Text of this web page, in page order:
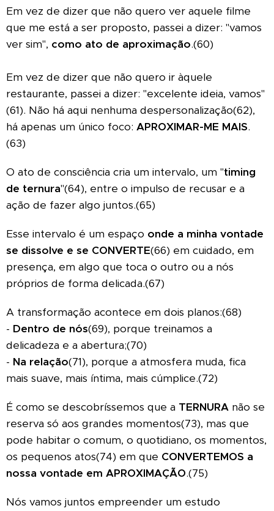
Em vez de dizer que não quero ver aquele filme
que me está a ser proposto, passei a dizer: "vamos
ver sim", como ato de aproximação.(60)
Em vez de dizer que não quero ir àquele
restaurante, passei a dizer: "excelente ideia, vamos"
(61). Não há aqui nenhuma despersonalização(62),
há apenas um único foco: APROXIMAR-ME MAIS.
(63)
O ato de consciência cria um intervalo, um "timing
de ternura"(64), entre o impulso de recusar e a
ação de fazer algo juntos.(65)
Esse intervalo é um espaço onde a minha vontade
se dissolve e se CONVERTE(66) em cuidado, em
presença, em algo que toca o outro ou a nós
próprios de forma delicada.(67)
A transformação acontece em dois planos:(68)
- Dentro de nós(69), porque treinamos a
delicadeza e a abertura;(70)
- Na relação(71), porque a atmosfera muda, fica
mais suave, mais íntima, mais cúmplice.(72)
É como se descobríssemos que a TERNURA não se
reserva só aos grandes momentos(73), mas que
pode habitar o comum, o quotidiano, os momentos,
os pequenos atos(74) em que CONVERTEMOS a
nossa vontade em APROXIMAÇÃO.(75)
Nós vamos juntos empreender um estudo